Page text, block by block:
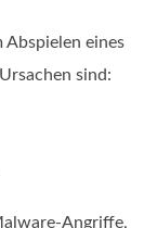
Abspielen eines
sind:
Angriffe,